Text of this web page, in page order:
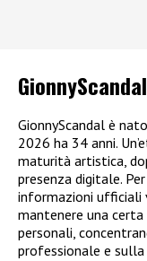
GionnyScandal è
2026 ha 34 anni.
maturità artistica,
presenza digitale.
informazioni ufficiali
mantenere una
personali,
professionale e